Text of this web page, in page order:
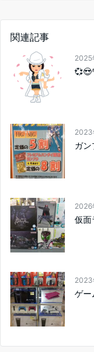
関連記事
2025
2023
ガ
2026
仮面
2023
ゲ